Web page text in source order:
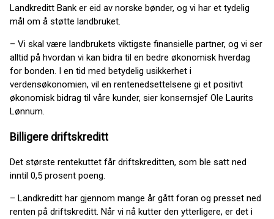
Landkreditt Bank er eid av norske bønder, og vi har et tydelig
mål om å støtte landbruket.
– Vi skal være landbrukets viktigste finansielle partner, og vi ser
alltid på hvordan vi kan bidra til en bedre økonomisk hverdag
for bonden. I en tid med betydelig usikkerhet i
verdensøkonomien, vil en rentenedsettelsene gi et positivt
økonomisk bidrag til våre kunder, sier konsernsjef Ole Laurits
Lønnum.
Billigere driftskreditt
Det største rentekuttet får driftskreditten, som ble satt ned
inntil 0,5 prosent poeng.
– Landkreditt har gjennom mange år gått foran og presset ned
renten på driftskreditt. Når vi nå kutter den ytterligere, er det i